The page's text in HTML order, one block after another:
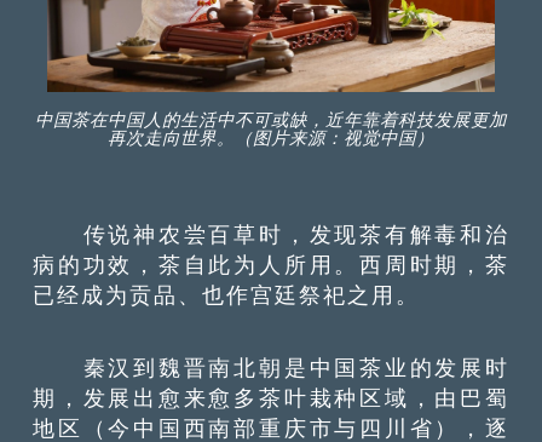
中国茶在中国人的生活中不可或缺，近年靠着科技发展更加
再次走向世界。（图片来源：视觉中国）
传说神农尝百草时，发现茶有解毒和治
病的功效，茶自此为人所用。西周时期，茶
已经成为贡品、也作宫廷祭祀之用。
秦汉到魏晋南北朝是中国茶业的发展时
期，发展出愈来愈多茶叶栽种区域，由巴蜀
地区（今中国西南部重庆市与四川省），逐